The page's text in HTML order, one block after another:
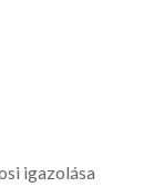
igazolása